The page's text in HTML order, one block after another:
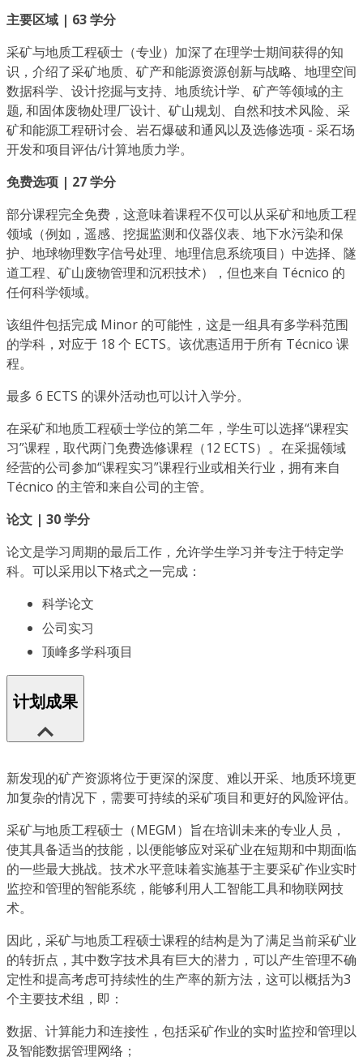
主要区域 | 63 学分
采矿与地质工程硕士（专业）加深了在理学士期间获得的知
识，介绍了采矿地质、矿产和能源资源创新与战略、地理空间
数据科学、设计挖掘与支持、地质统计学、矿产等领域的主
题, 和固体废物处理厂设计、矿山规划、自然和技术风险、采
矿和能源工程研讨会、岩石爆破和通风以及选修选项 - 采石场
开发和项目评估/计算地质力学。
免费选项 | 27 学分
部分课程完全免费，这意味着课程不仅可以从采矿和地质工程
领域（例如，遥感、挖掘监测和仪器仪表、地下水污染和保
护、地球物理数字信号处理、地理信息系统项目）中选择、隧
道工程、矿山废物管理和沉积技术），但也来自 Técnico 的
任何科学领域。
该组件包括完成 Minor 的可能性，这是一组具有多学科范围
的学科，对应于 18 个 ECTS。该优惠适用于所有 Técnico 课
程。
最多 6 ECTS 的课外活动也可以计入学分。
在采矿和地质工程硕士学位的第二年，学生可以选择“课程实
习”课程，取代两门免费选修课程（12 ECTS）。在采掘领域
经营的公司参加“课程实习”课程行业或相关行业，拥有来自
Técnico 的主管和来自公司的主管。
论文 | 30 学分
论文是学习周期的最后工作，允许学生学习并专注于特定学
科。可以采用以下格式之一完成：
科学论文
公司实习
顶峰多学科项目
计划成果
新发现的矿产资源将位于更深的深度、难以开采、地质环境更
加复杂的情况下，需要可持续的采矿项目和更好的风险评估。
采矿与地质工程硕士（MEGM）旨在培训未来的专业人员，
使其具备适当的技能，以便能够应对采矿业在短期和中期面临
的一些最大挑战。技术水平意味着实施基于主要采矿作业实时
监控和管理的智能系统，能够利用人工智能工具和物联网技
术。
因此，采矿与地质工程硕士课程的结构是为了满足当前采矿业
的转折点，其中数字技术具有巨大的潜力，可以产生管理不确
定性和提高考虑可持续性的生产率的新方法，这可以概括为3
个主要技术组，即：
数据、计算能力和连接性，包括采矿作业的实时监控和管理以
及智能数据管理网络；